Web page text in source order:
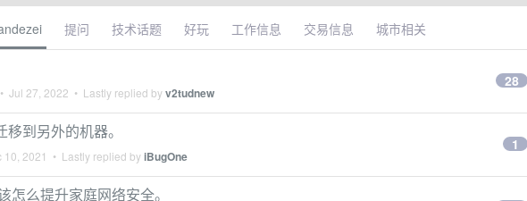
提问 技术话题 好玩 工作信息 交易信息 城市相关
• Jul 27, 2022 • Lastly replied byv2tudnew
28
到另外的机器。
10, 2021 • Lastly replied byiBugOne
1
怎么提升家庭网络安全。